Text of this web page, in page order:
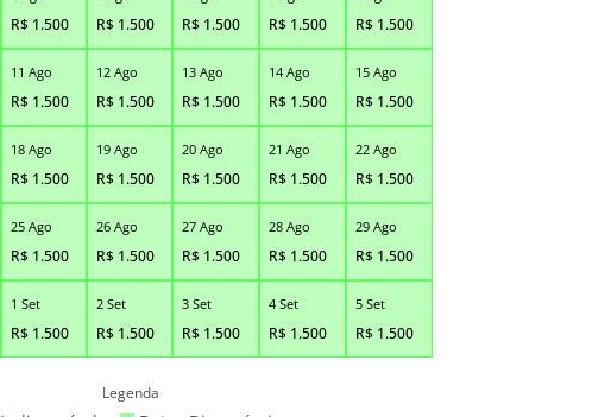
R$ 1.500 R$ 1.500 R$ 1.500 R$ 1.500 R$ 1.500
11 Ago
R$ 1.500
12 Ago
R$ 1.500
13 Ago
R$ 1.500
14 Ago
R$ 1.500
15 Ago
R$ 1.500
18 Ago
R$ 1.500
19 Ago
R$ 1.500
20 Ago
R$ 1.500
21 Ago
R$ 1.500
22 Ago
R$ 1.500
25 Ago
R$ 1.500
26 Ago
R$ 1.500
27 Ago
R$ 1.500
28 Ago
R$ 1.500
29 Ago
R$ 1.500
1 Set
R$ 1.500
2 Set
R$ 1.500
3 Set
R$ 1.500
4 Set
R$ 1.500
5 Set
R$ 1.500
Legenda